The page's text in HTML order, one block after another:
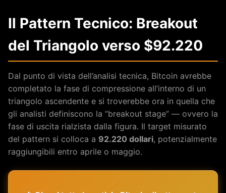
Il Pattern Tecnico: Breakout
del Triangolo verso $92.220
Dal punto di vista dell’analisi tecnica, Bitcoin avrebbe
completato la fase di compressione all’interno di un
triangolo ascendente e si troverebbe ora in quella che
gli analisti definiscono la “breakout stage” — ovvero la
fase di uscita rialzista dalla figura. Il target misurato
del pattern si colloca a 92.220 dollari, potenzialmente
raggiungibili entro aprile o maggio.